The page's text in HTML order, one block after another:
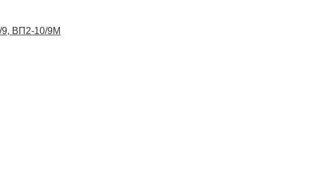
ВП2-10/9М